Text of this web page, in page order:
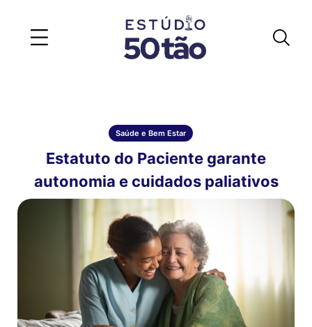
Saúde e Bem Estar
Estatuto do Paciente garante
autonomia e cuidados paliativos